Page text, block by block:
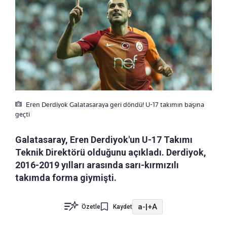
Eren Derdiyok Galatasaraya geri döndü! U-17 takımın başına
geçti
Galatasaray, Eren Derdiyok'un U-17 Takımı
Teknik Direktörü olduğunu açıkladı. Derdiyok,
2016-2019 yılları arasında sarı-kırmızılı
takımda forma giymişti.
Özetle Kaydet a-|+A